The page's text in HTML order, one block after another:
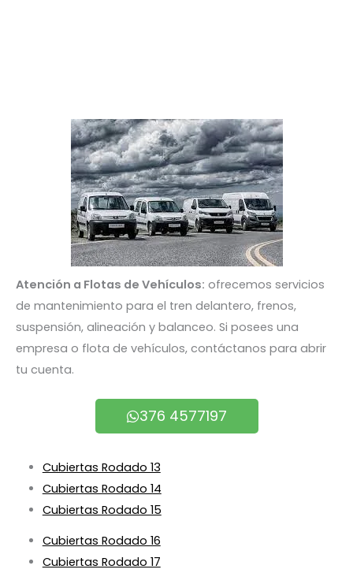
Atención a Flotas de Vehículos: ofrecemos servicios
de mantenimiento para el tren delantero, frenos,
suspensión, alineación y balanceo. Si posees una
empresa o flota de vehículos, contáctanos para abrir
tu cuenta.
376 4577197
Cubiertas Rodado 13
Cubiertas Rodado 14
Cubiertas Rodado 15
Cubiertas Rodado 16
Cubiertas Rodado 17